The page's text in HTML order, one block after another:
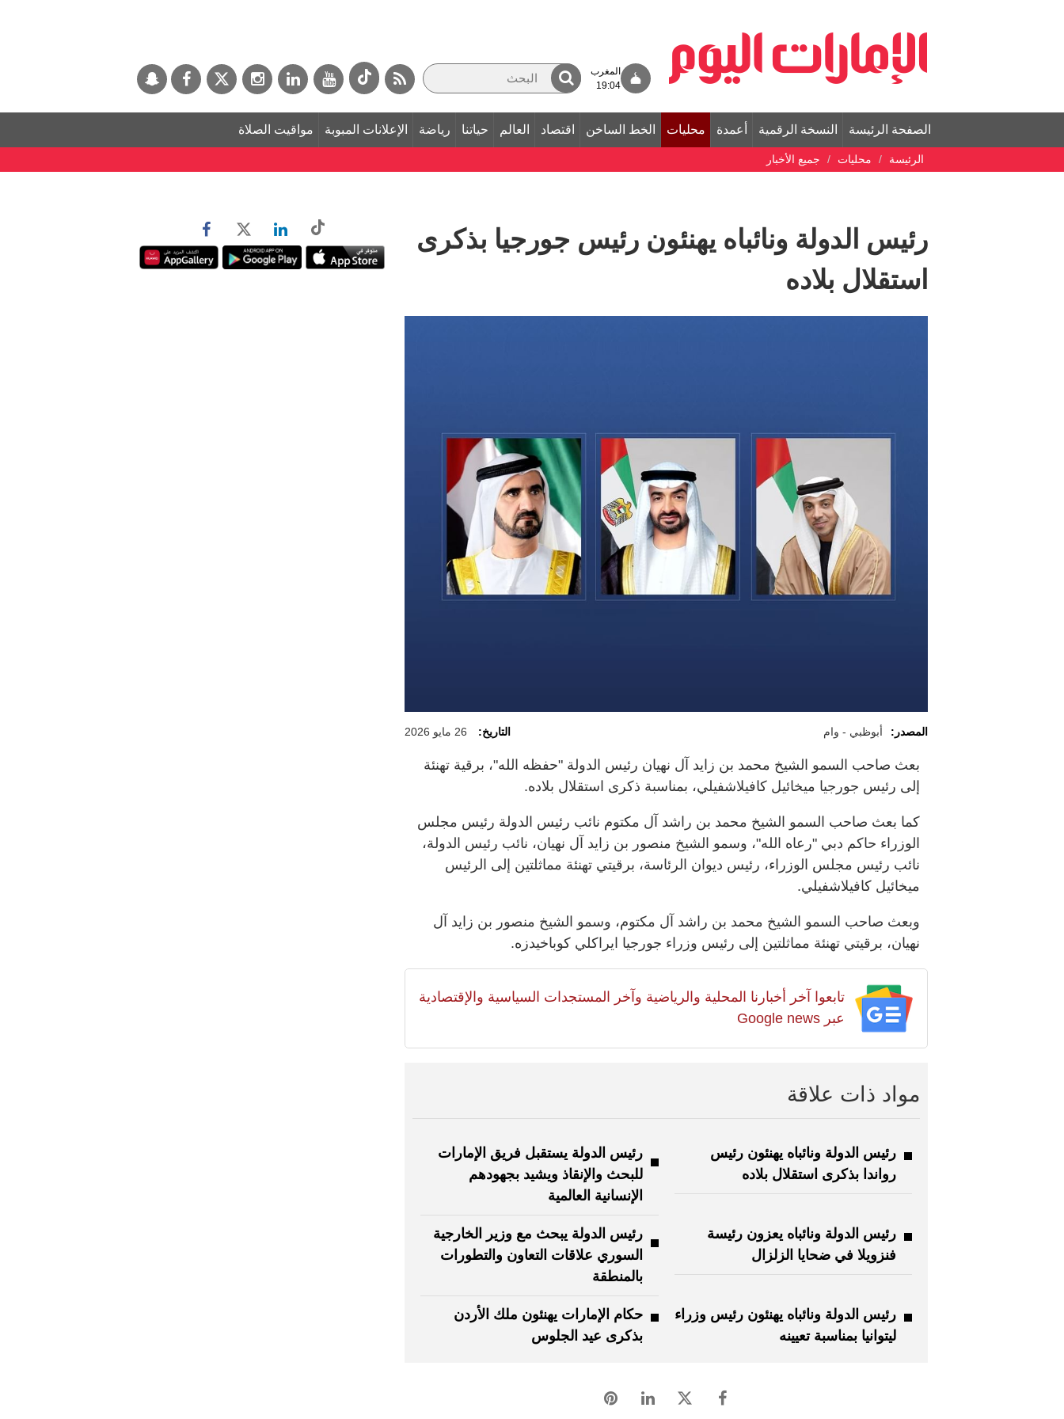
المغرب
19:04
الصفحة الرئيسة النسخة الرقمية أعمدة محليات الخط الساخن اقتصاد العالم حياتنا رياضة الإعلانات المبوبة مواقيت الصلاة
الرئيسة محليات جميع الأخبار
رئيس الدولة ونائباه يهنئون رئيس جورجيا بذكرى
استقلال بلاده
المصدر: أبوظبي - وام التاريخ: 26 مايو 2026
بعث صاحب السمو الشيخ محمد بن زايد آل نهيان رئيس الدولة "حفظه الله"، برقية تهنئة
إلى رئيس جورجيا ميخائيل كافيلاشفيلي، بمناسبة ذكرى استقلال بلاده.
كما بعث صاحب السمو الشيخ محمد بن راشد آل مكتوم نائب رئيس الدولة رئيس مجلس
الوزراء حاكم دبي "رعاه الله"، وسمو الشيخ منصور بن زايد آل نهيان، نائب رئيس الدولة،
نائب رئيس مجلس الوزراء، رئيس ديوان الرئاسة، برقيتي تهنئة مماثلتين إلى الرئيس
ميخائيل كافيلاشفيلي.
وبعث صاحب السمو الشيخ محمد بن راشد آل مكتوم، وسمو الشيخ منصور بن زايد آل
نهيان، برقيتي تهنئة مماثلتين إلى رئيس وزراء جورجيا ايراكلي كوباخيدزه.
تابعوا آخر أخبارنا المحلية والرياضية وآخر المستجدات السياسية والإقتصادية
عبر Google news
مواد ذات علاقة
رئيس الدولة ونائباه يهنئون رئيس
رواندا بذكرى استقلال بلاده
رئيس الدولة يستقبل فريق الإمارات
للبحث والإنقاذ ويشيد بجهودهم
الإنسانية العالمية
رئيس الدولة ونائباه يعزون رئيسة
فنزويلا في ضحايا الزلزال
رئيس الدولة يبحث مع وزير الخارجية
السوري علاقات التعاون والتطورات
بالمنطقة
رئيس الدولة ونائباه يهنئون رئيس وزراء
ليتوانيا بمناسبة تعيينه
حكام الإمارات يهنئون ملك الأردن
بذكرى عيد الجلوس